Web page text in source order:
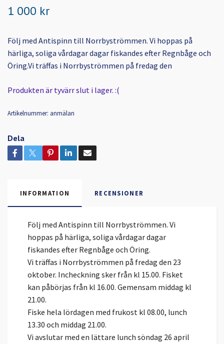
1 000 kr
Följ med Antispinn till Norrbyströmmen. Vi hoppas på
härliga, soliga vårdagar dagar fiskandes efter Regnbåge och
Öring.Vi träffas i Norrbyströmmen på fredag den
Produkten är tyvärr slut i lager. :(
Artikelnummer: anmälan
Dela
INFORMATION RECENSIONER
Följ med Antispinn till Norrbyströmmen. Vi
hoppas på härliga, soliga vårdagar dagar
fiskandes efter Regnbåge och Öring.
Vi träffas i Norrbyströmmen på fredag den 23
oktober. Incheckning sker från kl 15.00. Fisket
kan påbörjas från kl 16.00. Gemensam middag kl
21.00.
Fiske hela lördagen med frukost kl 08.00, lunch
13.30 och middag 21.00.
Vi avslutar med en lättare lunch söndag 26 april